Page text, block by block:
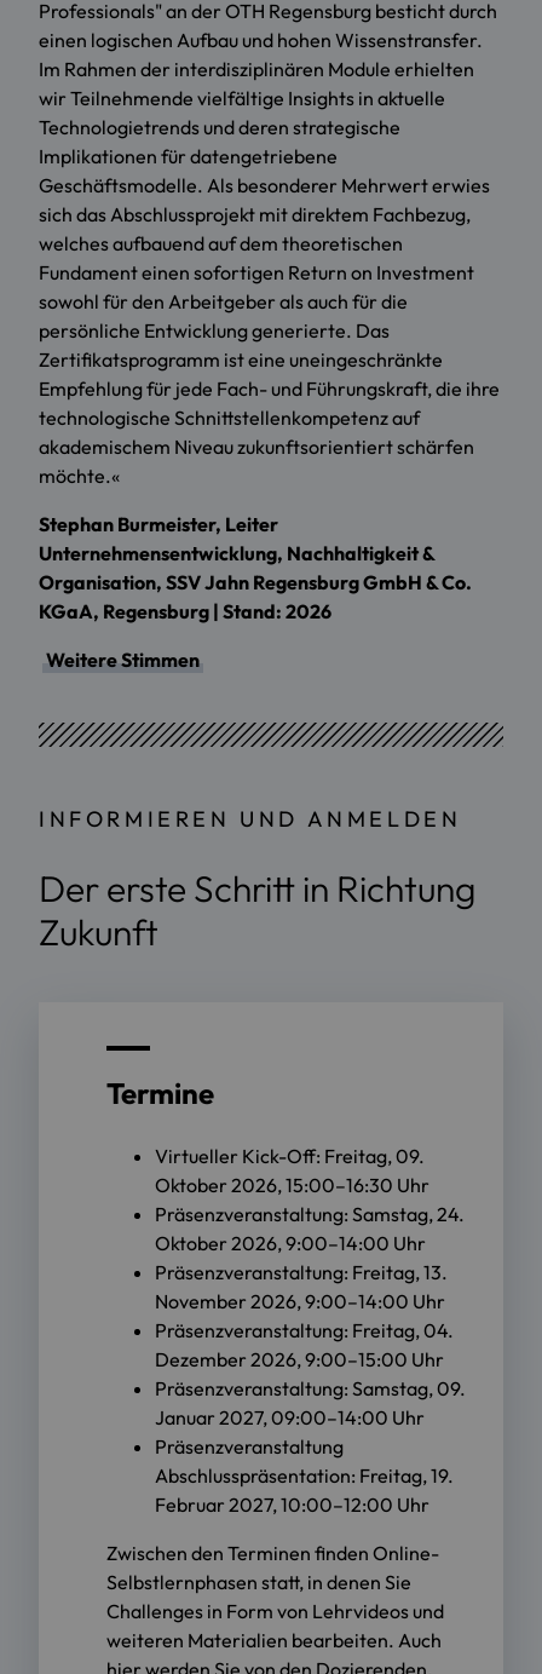
Professionals" an der OTH Regensburg besticht durch
einen logischen Aufbau und hohen Wissenstransfer.
Im Rahmen der interdisziplinären Module erhielten
wir Teilnehmende vielfältige Insights in aktuelle
Technologietrends und deren strategische
Implikationen für datengetriebene
Geschäftsmodelle. Als besonderer Mehrwert erwies
sich das Abschlussprojekt mit direktem Fachbezug,
welches aufbauend auf dem theoretischen
Fundament einen sofortigen Return on Investment
sowohl für den Arbeitgeber als auch für die
persönliche Entwicklung generierte. Das
Zertifikatsprogramm ist eine uneingeschränkte
Empfehlung für jede Fach- und Führungskraft, die ihre
technologische Schnittstellenkompetenz auf
akademischem Niveau zukunftsorientiert schärfen
möchte.«
Stephan Burmeister, Leiter
Unternehmensentwicklung, Nachhaltigkeit &
Organisation, SSV Jahn Regensburg GmbH & Co.
KGaA, Regensburg | Stand: 2026
Weitere Stimmen
INFORMIEREN UND ANMELDEN
Der erste Schritt in Richtung
Zukunft
Termine
Virtueller Kick-Off: Freitag, 09.
Oktober 2026, 15:00–16:30 Uhr
Präsenzveranstaltung: Samstag, 24.
Oktober 2026, 9:00–14:00 Uhr
Präsenzveranstaltung: Freitag, 13.
November 2026, 9:00–14:00 Uhr
Präsenzveranstaltung: Freitag, 04.
Dezember 2026, 9:00–15:00 Uhr
Präsenzveranstaltung: Samstag, 09.
Januar 2027, 09:00–14:00 Uhr
Präsenzveranstaltung
Abschlusspräsentation: Freitag, 19.
Februar 2027, 10:00–12:00 Uhr
Zwischen den Terminen finden Online-
Selbstlernphasen statt, in denen Sie
Challenges in Form von Lehrvideos und
weiteren Materialien bearbeiten. Auch